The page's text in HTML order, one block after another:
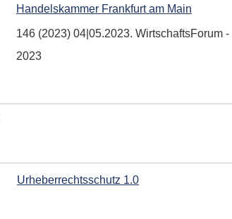
Handelskammer Frankfurt am Main
146 (2023) 04|05.2023. WirtschaftsForum
2023
Urheberrechtsschutz 1.0